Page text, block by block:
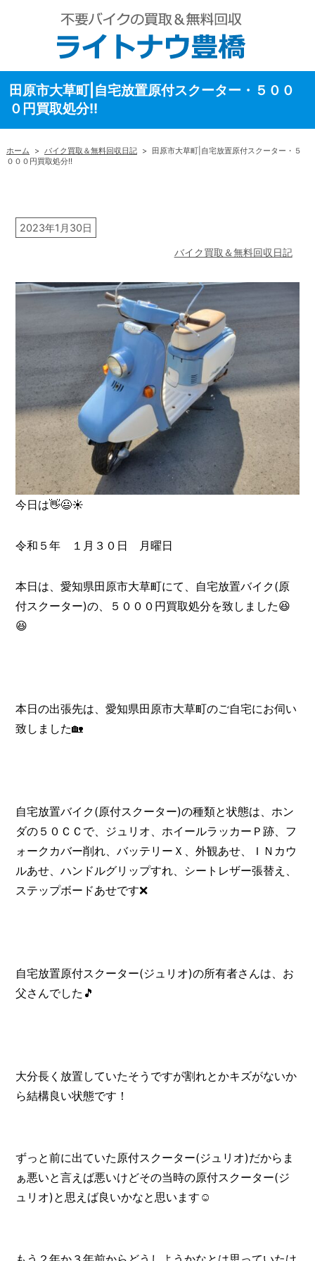
田原市大草町|自宅放置原付スクーター・５００
０円買取処分!!
ホーム > バイク買取＆無料回収日記 > 田原市大草町|自宅放置原付スクーター・５
０００円買取処分!!
2023年1月30日
バイク買取＆無料回収日記
今日は👋😃☀️
令和５年 １月３０日 月曜日
本日は、愛知県田原市大草町にて、自宅放置バイク(原
付スクーター)の、５０００円買取処分を致しました😆
😆
本日の出張先は、愛知県田原市大草町のご自宅にお伺い
致しました🏡
自宅放置バイク(原付スクーター)の種類と状態は、ホン
ダの５０ＣＣで、ジュリオ、ホイールラッカーＰ跡、フ
ォークカバー削れ、バッテリーＸ、外観あせ、ＩＮカウ
ルあせ、ハンドルグリップすれ、シートレザー張替え、
ステップボードあせです❌
自宅放置原付スクーター(ジュリオ)の所有者さんは、お
父さんでした🎵
大分長く放置していたそうですが割れとかキズがないか
ら結構良い状態です！
ずっと前に出ていた原付スクーター(ジュリオ)だからま
ぁ悪いと言えば悪いけどその当時の原付スクーター(ジ
ュリオ)と思えば良いかなと思います☺️